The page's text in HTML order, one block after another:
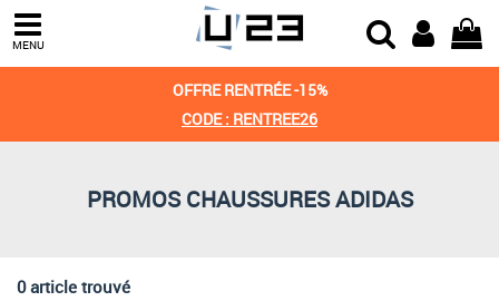
MENU
OFFRE RENTRÉE -15%
CODE : RENTREE26
PROMOS CHAUSSURES ADIDAS
0 article trouvé
Trier par
Derniers arrivages
Meilleures remises